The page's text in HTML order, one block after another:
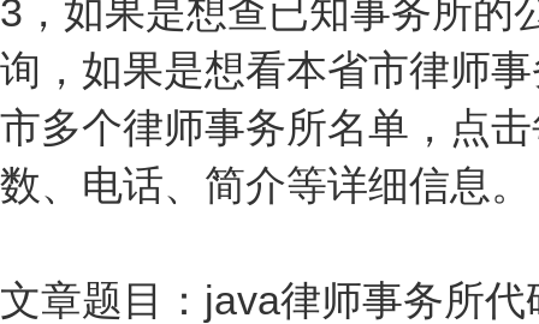
3，如果是想查已知事务所的
询，如果是想看本省市律师
市多个律师事务所名单，点
数、电话、简介等详细信息。
文章题目：java律师事务所